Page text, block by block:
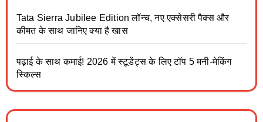
Tata Sierra Jubilee Edition लॉन्च, नए एक्सेसरी पैक्स और
कीमत के साथ जानिए क्या है खास
पढ़ाई के साथ कमाई! 2026 में स्टूडेंट्स के लिए टॉप 5 मनी-मेकिंग
स्किल्स